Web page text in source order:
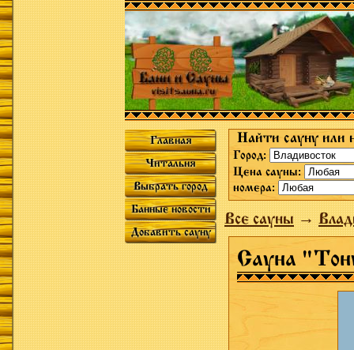
Главная
Читальня
Выбрать город
Банные новости
Добавить сауну
Найти сауну или
Город:
Цена сауны:
номера:
Все сауны→
Сауна